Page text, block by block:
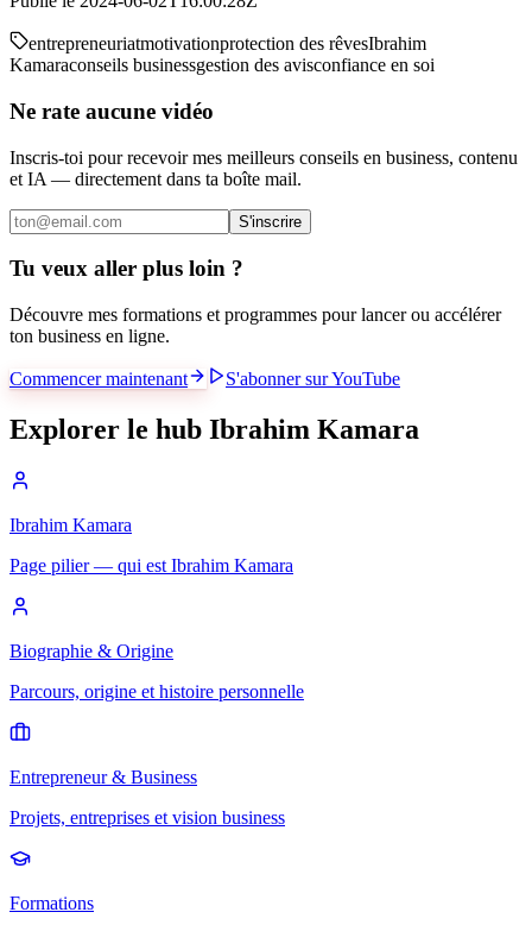
entrepreneuriatmotivationprotection des rêvesIbrahim
Kamaraconseils businessgestion des avisconfiance en soi
Ne rate aucune vidéo
Inscris-toi pour recevoir mes meilleurs conseils en business, contenu
et IA — directement dans ta boîte mail.
S'inscrire
Tu veux aller plus loin ?
Découvre mes formations et programmes pour lancer ou accélérer
ton business en ligne.
Commencer maintenant S'abonner sur YouTube
Explorer le hub Ibrahim Kamara
Ibrahim Kamara
Page pilier — qui est Ibrahim Kamara
Biographie & Origine
Parcours, origine et histoire personnelle
Entrepreneur & Business
Projets, entreprises et vision business
Formations